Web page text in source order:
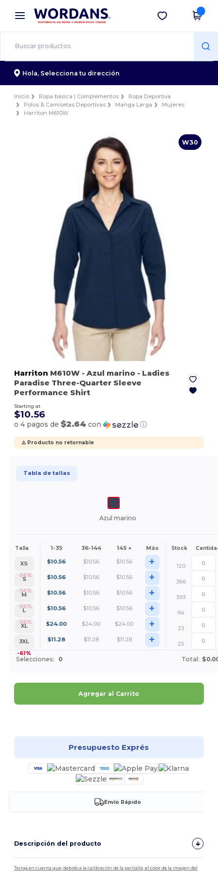
× App de Wordans
¡Mejores precios en app!
Descargar app
Hola, Selecciona tu dirección
Inicio Ropa básica | Complementos
Ropa Deportiva
Polos & Camisetas Deportivas
Manga Larga
Mujeres
Harriton M610W
W30
Harriton M610W - Azul marino - Ladies
Paradise Three-Quarter Sleeve
Performance Shirt
Starting at
$10.56
o 4 pagos de$2.64 con ⓘ
⚠️ Producto no retornable
Tabla de tallas
Azul marino
Talla 1-35 36-144 145 + Más Stock
XS
-56%
$10.56 $10.56 $10.56 +
120
S
-56%
$10.56 $10.56 $10.56 +
366
M
-56%
$10.56 $10.56 $10.56 +
393
L
-56%
$10.56 $10.56 $10.56 +
94
XL
$24.00 $24.00 $24.00 +
23
3XL
-61%
$11.28 $11.28 $11.28 + 25
Selecciones: 0 Total:
Agregar al Carrito
Presupuesto Exprés
Envío Rápido
Descripción del producto
Tenga en cuenta que, debido a la calibración de la pantalla, el color de la imagen del